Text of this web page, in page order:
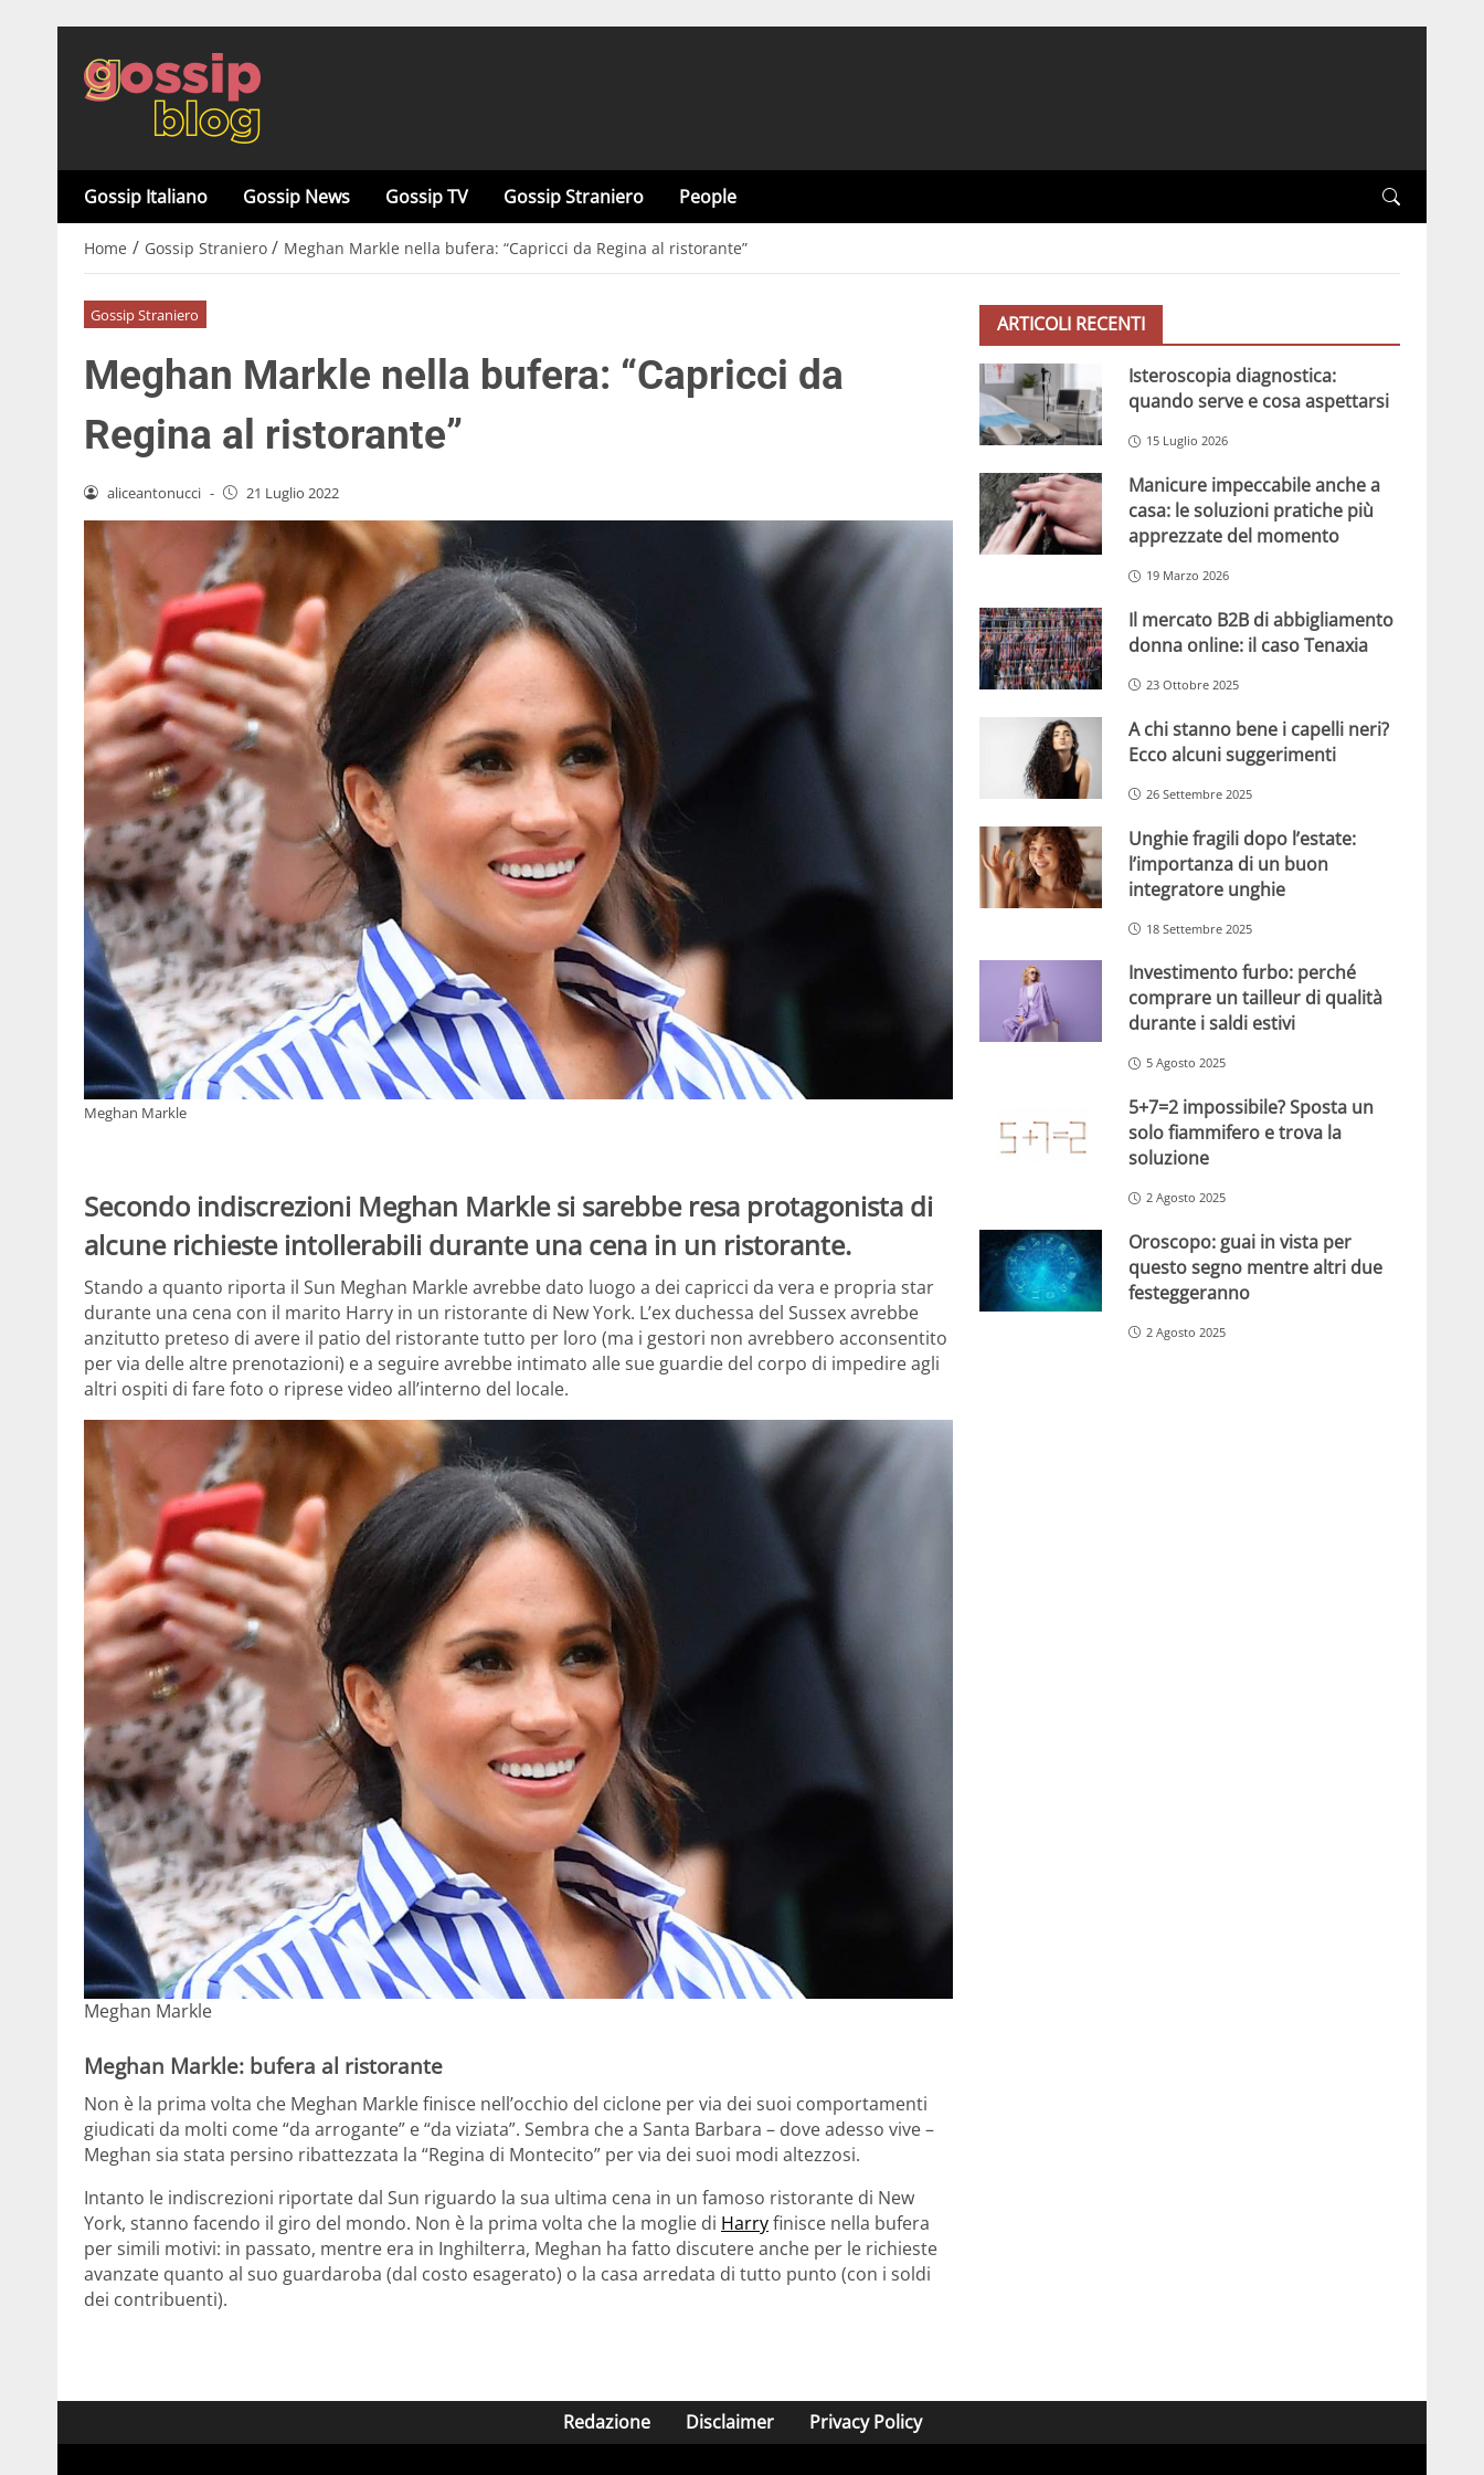
Gossip Italiano Gossip News Gossip TV Gossip Straniero People
Home / Gossip Straniero / Meghan Markle nella bufera: “Capricci da Regina al ristorante”
Gossip Straniero
Meghan Markle nella bufera: “Capricci da
Regina al ristorante”
aliceantonucci - 21 Luglio 2022
Meghan Markle
Secondo indiscrezioni Meghan Markle si sarebbe resa protagonista di
alcune richieste intollerabili durante una cena in un ristorante.
Stando a quanto riporta il Sun Meghan Markle avrebbe dato luogo a dei capricci da vera e propria star
durante una cena con il marito Harry in un ristorante di New York. L’ex duchessa del Sussex avrebbe
anzitutto preteso di avere il patio del ristorante tutto per loro (ma i gestori non avrebbero acconsentito
per via delle altre prenotazioni) e a seguire avrebbe intimato alle sue guardie del corpo di impedire agli
altri ospiti di fare foto o riprese video all’interno del locale.
Meghan Markle
Meghan Markle: bufera al ristorante
Non è la prima volta che Meghan Markle finisce nell’occhio del ciclone per via dei suoi comportamenti
giudicati da molti come “da arrogante” e “da viziata”. Sembra che a Santa Barbara – dove adesso vive –
Meghan sia stata persino ribattezzata la “Regina di Montecito” per via dei suoi modi altezzosi.
Intanto le indiscrezioni riportate dal Sun riguardo la sua ultima cena in un famoso ristorante di New
York, stanno facendo il giro del mondo. Non è la prima volta che la moglie di Harryfinisce nella bufera
per simili motivi: in passato, mentre era in Inghilterra, Meghan ha fatto discutere anche per le richieste
avanzate quanto al suo guardaroba (dal costo esagerato) o la casa arredata di tutto punto (con i soldi
dei contribuenti).
ARTICOLI RECENTI
Isteroscopia diagnostica:
quando serve e cosa aspettarsi
15 Luglio 2026
Manicure impeccabile anche a
casa: le soluzioni pratiche più
apprezzate del momento
19 Marzo 2026
Il mercato B2B di abbigliamento
donna online: il caso Tenaxia
23 Ottobre 2025
A chi stanno bene i capelli neri?
Ecco alcuni suggerimenti
26 Settembre 2025
Unghie fragili dopo l’estate:
l’importanza di un buon
integratore unghie
18 Settembre 2025
Investimento furbo: perché
comprare un tailleur di qualità
durante i saldi estivi
5 Agosto 2025
5+7=2 impossibile? Sposta un
solo fiammifero e trova la
soluzione
2 Agosto 2025
Oroscopo: guai in vista per
questo segno mentre altri due
festeggeranno
2 Agosto 2025
Redazione Disclaimer Privacy Policy